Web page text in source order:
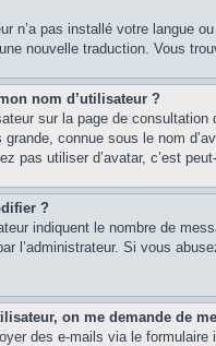
n’a pas installé votre langue
nouvelle traduction. Vous
nom d’utilisateur ?
sur la page de
connue sous le nom
pas utiliser d’avatar, c’est
?
indiquent le nombre de
l’administrateur. Si vous
on me demande de
des e-mails via le